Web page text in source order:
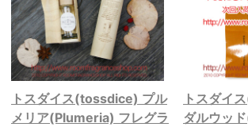
トスダイス(tossdice) プル
メリア(Plumeria) フレグラ
トスダイ
ダルウッ